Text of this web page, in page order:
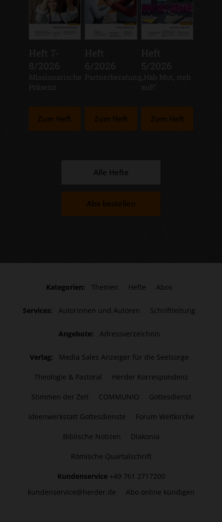
Heft 7-
8/2026
:
Missionarische
Präsenz
Zum Heft
Heft
6/2026
:
Partnerberatung
Zum Heft
Heft
5/2026
:
„Hab Mut, steh
auf!“
Zum Heft
Alle Hefte
Abo bestellen
Kategorien: Themen Hefte Abos
Services: Autorinnen und Autoren Schriftleitung
Angebote: Adressverzeichnis
Verlag: Media Sales Anzeiger für die Seelsorge
Theologie & Pastoral Herder Korrespondenz
Stimmen der Zeit COMMUNIO Gottesdienst
Ideenwerkstatt Gottesdienste Forum Weltkirche
Biblische Notizen Diakonia
Römische Quartalschrift
Kundenservice +49 761 2717200
kundenservice@herder.de
Abo online kündigen